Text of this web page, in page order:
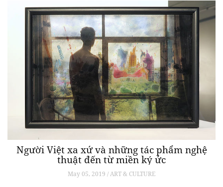
Người Việt xa xứ và những tác phẩm nghệ
thuật đến từ miền ký ức
May 05, 2019 / ART & CULTURE